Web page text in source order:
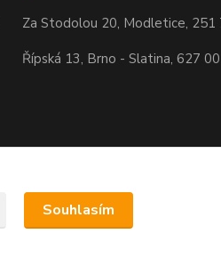
Za Stodolou 20, Modletice, 251
Řípská 13, Brno - Slatina, 627 00
Souhlasím